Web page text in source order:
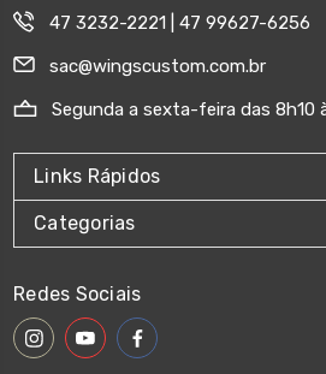
47 3232-2221 | 47 99627-6256
sac@wingscustom.com.br
Segunda a sexta-feira das 8h10
Links Rápidos
Categorias
Redes Sociais